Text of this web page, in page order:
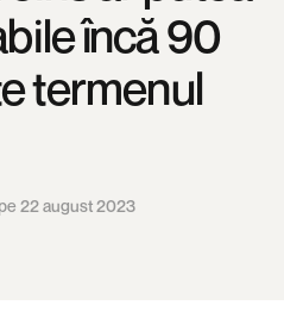
încă 90
termenul
22 august 2023